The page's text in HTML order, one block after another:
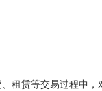
租赁等交易过程中